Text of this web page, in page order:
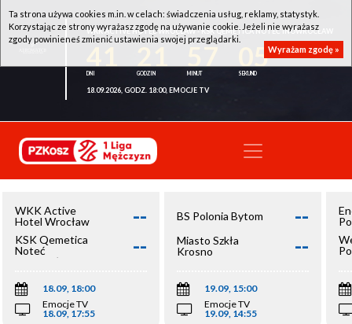
WKK ACTIVE HOTEL WROCŁAW - KSK QEMETICA NOTEĆ INOWROCŁAW
05
18.09.2026, GODZ. 18:00, EMOCJE TV
WKK Active
Hotel Wrocław
--
KSK Qemetica
Noteć
Inowrocław
--
18.09, 18:00
Emocje TV
18.09, 17:55
BS Polonia Bytom --
Miasto Szkła
Krosno
--
19.09, 15:00
Emocje TV
19.09, 14:55
Ta strona używa cookies m.in. w celach: świadczenia usług, reklamy, statystyk.
Korzystając ze strony wyrażasz zgodę na używanie cookie. Jeżeli nie wyrażasz
zgody powinieneś zmienić ustawienia swojej przeglądarki.
Wyrażam zgodę »